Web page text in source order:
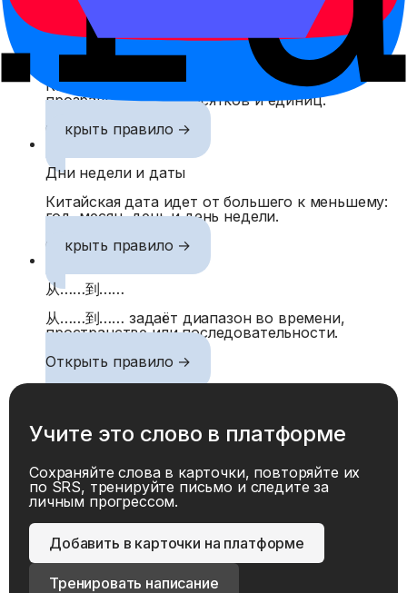
Открыть правило →
Числа 1–100
Китайские числа до ста строятся по
прозрачной схеме десятков и единиц.
Открыть правило →
Дни недели и даты
Китайская дата идет от большего к меньшему:
год, месяц, день и день недели.
Открыть правило →
从……到……
从……到…… задаёт диапазон во времени,
пространстве или последовательности.
Открыть правило →
Учите это слово в платформе
Сохраняйте слова в карточки, повторяйте их
по SRS, тренируйте письмо и следите за
личным прогрессом.
Добавить в карточки на платформе
Тренировать написание